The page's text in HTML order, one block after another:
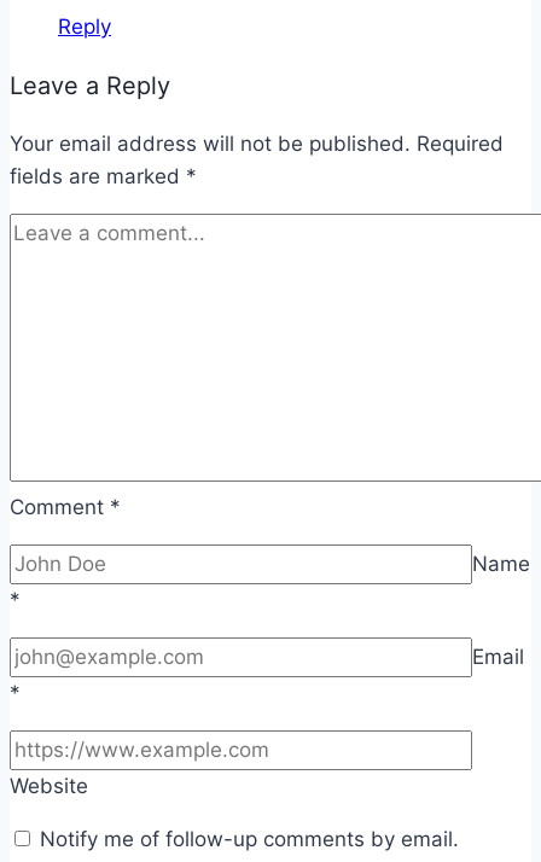
Reply
Leave a Reply
Your email address will not be published. Required
fields are marked *
Comment *
Name
*
Email
*
Website
Notify me of follow-up comments by email.